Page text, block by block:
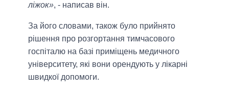
ліжок», - написав він.
За його словами, також було прийнято
рішення про розгортання тимчасового
госпіталю на базі приміщень медичного
університету, які вони орендують у лікарні
швидкої допомоги.